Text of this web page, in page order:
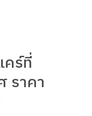
คร์ที่
ราคา